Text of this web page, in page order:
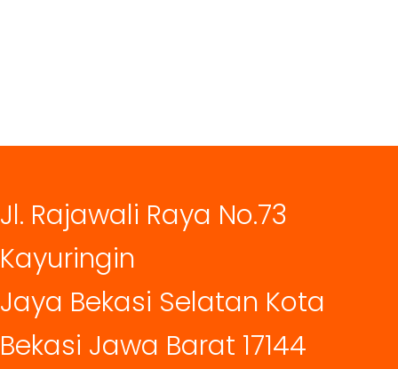
Jl. Rajawali Raya No.73
Kayuringin
Jaya Bekasi Selatan Kota
Bekasi Jawa Barat 17144